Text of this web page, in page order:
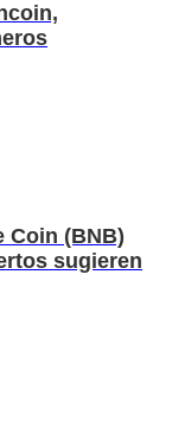
Coin (BNB)
sugieren